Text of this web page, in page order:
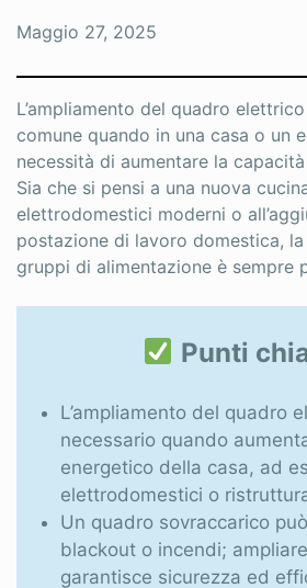
Piscine
Porte
Rimozione amianto
Riscaldamento
Sistemi oscuranti
Tende da sole
Tetti
Zanzariere
Maggio 27, 2025
L’ampliamento del quadro
comune quando in una casa o un
necessità di aumentare la
Sia che si pensi a una nuova
elettrodomestici moderni o
postazione di lavoro domestica,
gruppi di alimentazione è sempre
Punti
L’ampliamento del quadro
necessario quando
energetico della casa, ad
elettrodomestici o
Un quadro sovraccarico
blackout o incendi;
garantisce sicurezza ed